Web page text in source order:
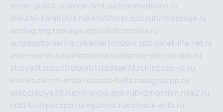
snow-guard.ruslovar-ivrit.rucleanmedicine.ru
shkurki-karakulya.rukanotiforet.spb.rututmassage.ru
ecolog.org.rupraga.spb.rufalcorussia.ru
autodoctorservis.rukamertondom.spb.ru net-life.net.ru
avto-vozim.rusakhcamera.rualliance-electro.spb.ru
stroyavt.rucontrolweb1.rutdsak74.rukinzozo-ru.ru
kvotka.ru iron-snab.rucosta-bella.rueugrus.pp.ru
associaciya39.ruprimexpo.spb.rubezmorchin.ru ia2.ru
cpt21.ru ispecspb.ru regahost.rukolosok-elita.ru